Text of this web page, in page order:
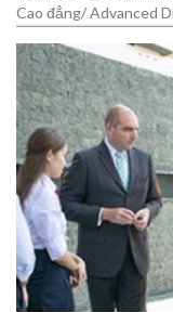
Cao đẳng/ Advanced